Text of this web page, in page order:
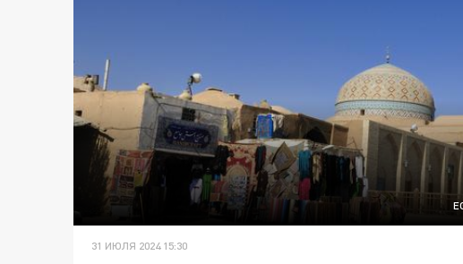
31 ИЮЛЯ 2024 15:30